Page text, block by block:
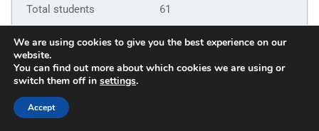
61
9
6
We are using cookies to give you the best experience on our
website.
You can find out more about which cookies we are using or
switch them off in settings.
Accept